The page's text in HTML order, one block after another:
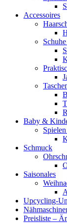
Accessoires
Baby &
Schmuck
Saisonales
Upcycling-
Preisliste –